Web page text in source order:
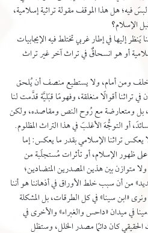
فيه؛ هل هذا الموقف مقولة تراثية إسلامية،
الإسلام؟
إليها في إطار غربي تختلط فيه الإيجابيات
أو هو انسحاقٌ في تراث آخر غير تراث
خلف ومن أمام، ولا يستطيع منصف أن يُلحق
تراثنا أقوالًا منغلقة، وفهومًا قبَليَّة قدَّمت لنا
بل ومتعارضة مع رُوح النص ومقاصده، ولكن
أو التوجُّهَ الأغلبَ في هذا التراث المظلوم.
يعكس تراثنا الإسلامي بقدر ما يعكس: إما
ظهور الإسلام، أو تأثرات مُستجلَبة من
متوازن بين هذين المصدرين المتضادين؛
من أن سبب خلط الأوراق في أذهاننا هو أننا
«ابن سينا» في كل الطرقات، بل المشكلة
في ميدان «داحس والغبراء» والأخرى في
الحقيقي كان دائمًا مصدر الخلل، وستظل